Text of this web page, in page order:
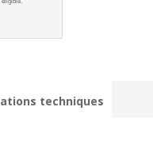
techniques